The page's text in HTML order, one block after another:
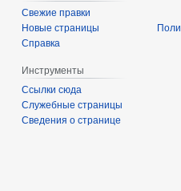
Свежие правки
Новые страницы
Справка
Инструменты
Ссылки сюда
Служебные страницы
Сведения о странице